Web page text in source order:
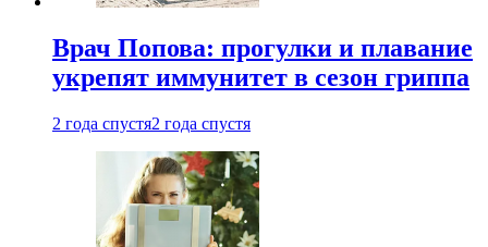
Врач Попова: прогулки и плавание
укрепят иммунитет в сезон гриппа
2 года спустя2 года спустя